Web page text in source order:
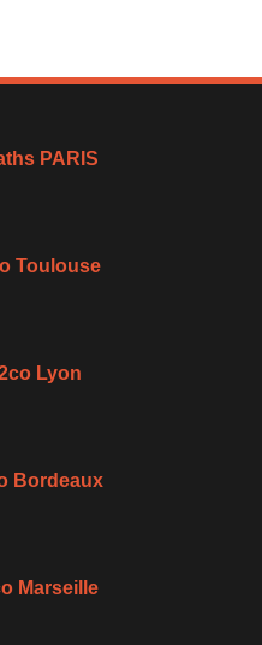
PARIS
Toulouse
Lyon
Bordeaux
Marseille